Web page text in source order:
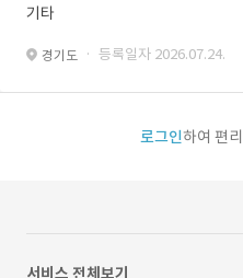
기타
경기도 · 등록일자 2026.07.24.
로그인하여 편
서비스 전체보기